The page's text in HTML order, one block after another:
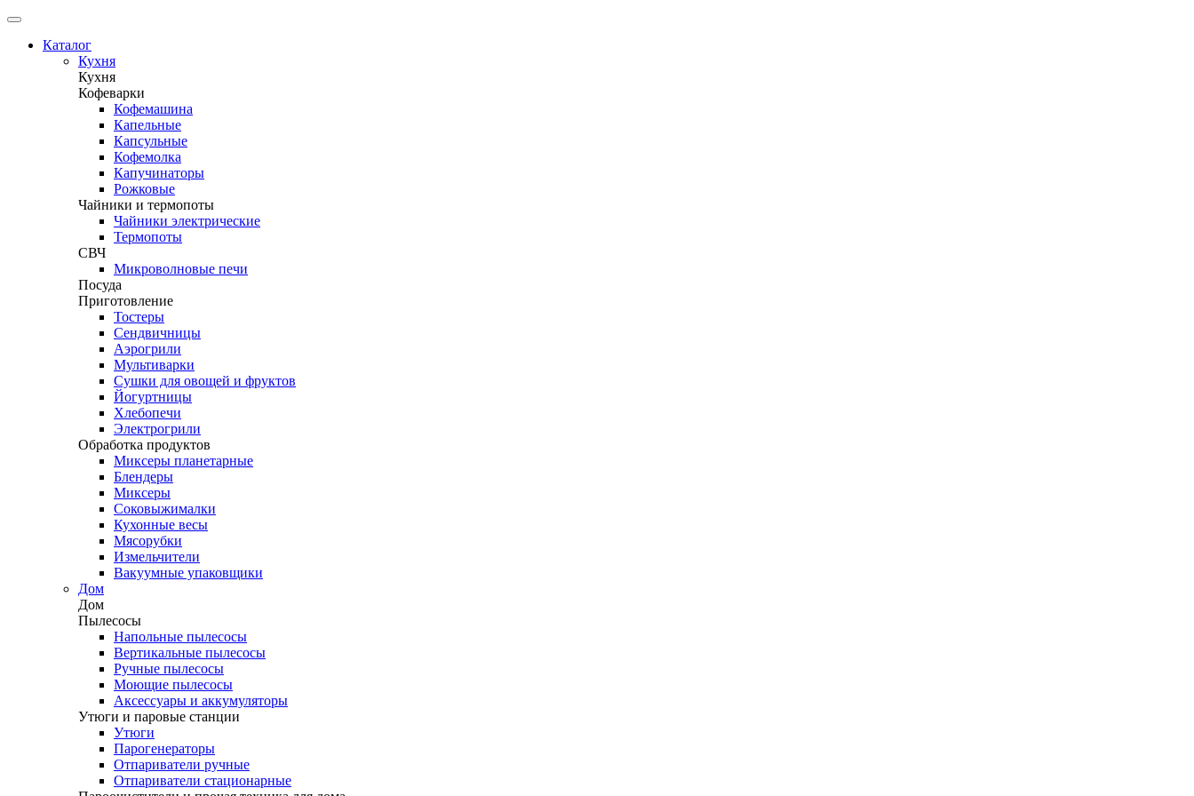
Каталог
Кухня
Кухня
Кофеварки
Кофемашина
Капельные
Капсульные
Кофемолка
Капучинаторы
Рожковые
Чайники и термопоты
Чайники электрические
Термопоты
СВЧ
Микроволновые печи
Посуда
Приготовление
Тостеры
Сендвичницы
Аэрогрили
Мультиварки
Сушки для овощей и фруктов
Йогуртницы
Хлебопечи
Электрогрили
Обработка продуктов
Миксеры планетарные
Блендеры
Миксеры
Соковыжималки
Кухонные весы
Мясорубки
Измельчители
Вакуумные упаковщики
Дом
Дом
Пылесосы
Напольные пылесосы
Вертикальные пылесосы
Ручные пылесосы
Моющие пылесосы
Аксессуары и аккумуляторы
Утюги и паровые станции
Утюги
Парогенераторы
Отпариватели ручные
Отпариватели стационарные